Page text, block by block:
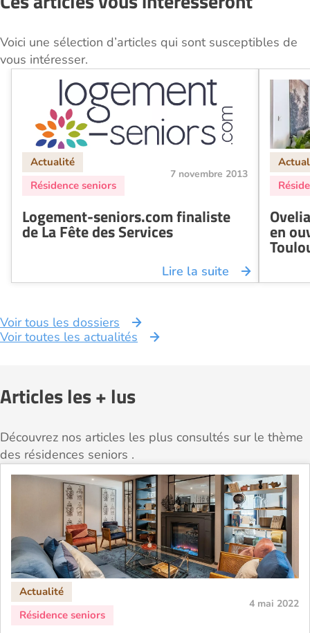
Voici une sélection d’articles qui sont susceptibles de
vous intéresser.
7 novembre 2013
Logement-seniors.com finaliste
de La Fête des Services
Lire la suite
en
Voir tous les dossiers
Voir toutes les actualités
Articles les + lus
Découvrez nos articles les plus consultés sur le thème
des résidences seniors .
4 mai 2022